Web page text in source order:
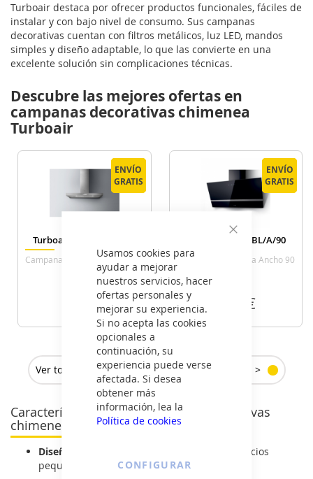
Cerrar
Usamos cookies para
ayudar a mejorar
nuestros servicios, hacer
ofertas personales y
mejorar su experiencia.
Si no acepta las cookies
opcionales a
continuación, su
experiencia puede verse
afectada. Si desea
obtener más
información, lea la
Política de cookies
CONFIGURAR
Turboair destaca por ofrecer productos funcionales, fáciles de
instalar y con bajo nivel de consumo. Sus campanas
decorativas cuentan con filtros metálicos, luz LED, mandos
simples y diseño adaptable, lo que las convierte en una
excelente solución sin complicaciones técnicas.
Descubre las mejores ofertas en
campanas decorativas chimenea
Turboair
ENVÍO
GRATIS
ENVÍO
GRATIS
Turboair DIGITA IX/A/60
Campana Chimenea Ancho 60
Cm Inox
VER DETALLE
259
€
ENVÍO
GRATIS
ENVÍO
GRATIS
Turboair KITTY BL/A/90
Campana Chimenea Ancho 90
195€
Ver todas las campanas decorativas chimenea >
Características de las campanas decorativas
chimenea Turboair
Diseño compacto y discreto:
ideal para espacios
pequeños.